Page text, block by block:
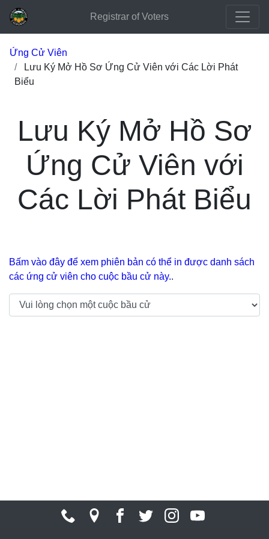
Registrar of Voters
Ứng Cử Viên
Lưu Ký Mở Hồ Sơ Ứng Cử Viên với Các Lời Phát
Biểu
Lưu Ký Mở Hồ Sơ
Ứng Cử Viên với
Các Lời Phát Biểu
Bấm vào đây để xem phiên bản có thể in được danh sách
các ứng cử viên cho cuộc bầu cử này..